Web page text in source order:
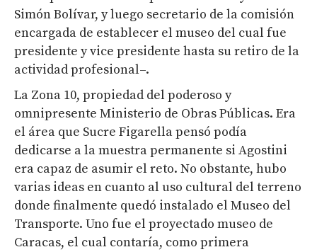
Simón Bolívar, y luego secretario de la comisión
encargada de establecer el museo del cual fue
presidente y vice presidente hasta su retiro de la
actividad profesional–.
La Zona 10, propiedad del poderoso y
omnipresente Ministerio de Obras Públicas. Era
el área que Sucre Figarella pensó podía
dedicarse a la muestra permanente si Agostini
era capaz de asumir el reto. No obstante, hubo
varias ideas en cuanto al uso cultural del terreno
donde finalmente quedó instalado el Museo del
Transporte. Uno fue el proyectado museo de
Caracas, el cual contaría, como primera